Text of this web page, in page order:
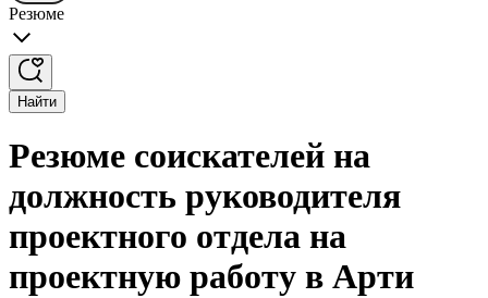
Резюме
Найти
Резюме соискателей на
должность руководителя
проектного отдела на
проектную работу в Арти